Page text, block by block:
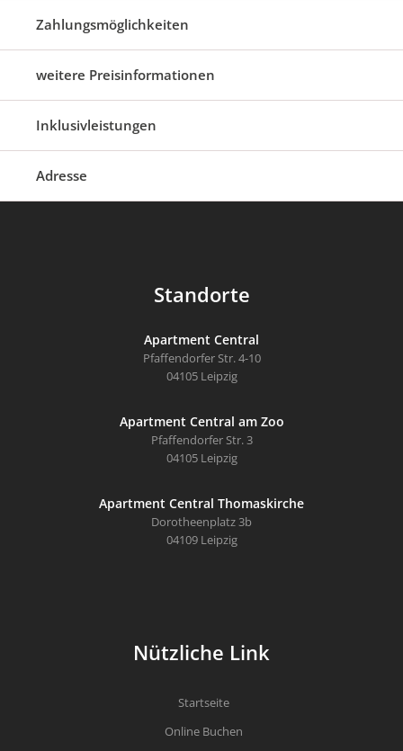
Zahlungsmöglichkeiten
weitere Preisinformationen
Inklusivleistungen
Adresse
Standorte
Apartment Central
Pfaffendorfer Str. 4-10
04105 Leipzig
Apartment Central am Zoo
Pfaffendorfer Str. 3
04105 Leipzig
Apartment Central Thomaskirche
Dorotheenplatz 3b
04109 Leipzig
Nützliche Link
Startseite
Online Buchen